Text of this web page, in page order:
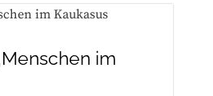
im